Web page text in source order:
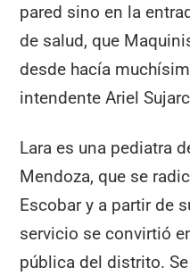
pared sino en la
de salud, que
desde hacía
intendente Ariel
Lara es una pediatra
Mendoza, que se
Escobar y a partir de
servicio se convirtió
pública del distrito.